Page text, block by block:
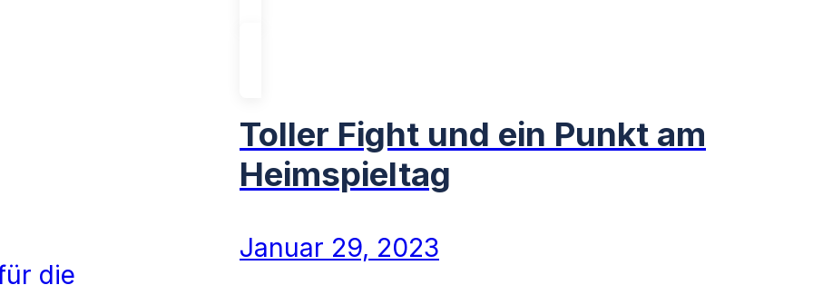
die
Toller Fight und ein Punkt am
Heimspieltag
Januar 29, 2023